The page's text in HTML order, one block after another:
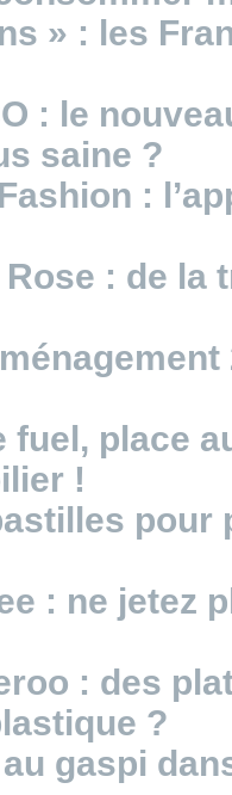
» : les
: le
saine ?
:
Rose : de la
fuel, place
!
pour
: ne jetez
: des
?
gaspi